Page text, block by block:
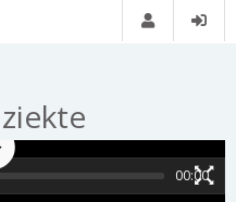
00:00